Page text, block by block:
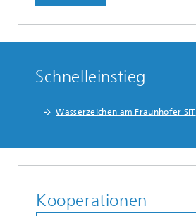
Schnelleinstieg
Wasserzeichen am Fraunhofer SIT
Kooperationen